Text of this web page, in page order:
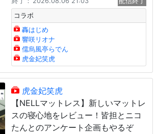
コラボ
轟はじめ
響咲リオナ
儒烏風亭らでん
虎金妃笑虎
虎金妃笑虎
【NELLマットレス】新しいマットレ
スの寝心地をレビュー！皆担とニコ
たんとのアンケート企画もやるぞ